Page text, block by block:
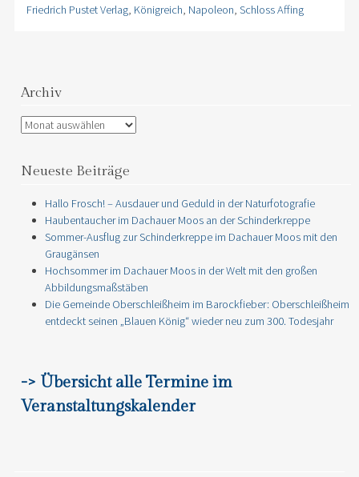
Friedrich Pustet Verlag, Königreich Napoleon Schloss Affing
Archiv
Archiv
Neueste Beiträge
Hallo Frosch! – Ausdauer und Geduld in der Naturfotografie
Haubentaucher im Dachauer Moos an der Schinderkreppe
Sommer-Ausflug zur Schinderkreppe im Dachauer Moos mit den
Graugänsen
Hochsommer im Dachauer Moos in der Welt mit den großen
Abbildungsmaßstäben
Die Gemeinde Oberschleißheim im Barockfieber: Oberschleißheim
entdeckt seinen „Blauen König“ wieder neu zum 300. Todesjahr
-> Übersicht alle Termine im
Veranstaltungskalender